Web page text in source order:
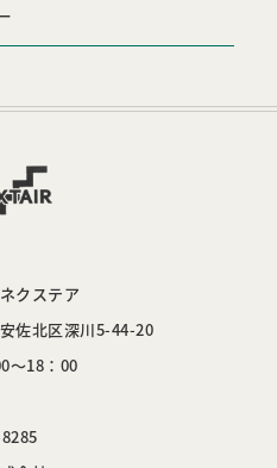
クステア
佐北区深川5-44-20
～18：00